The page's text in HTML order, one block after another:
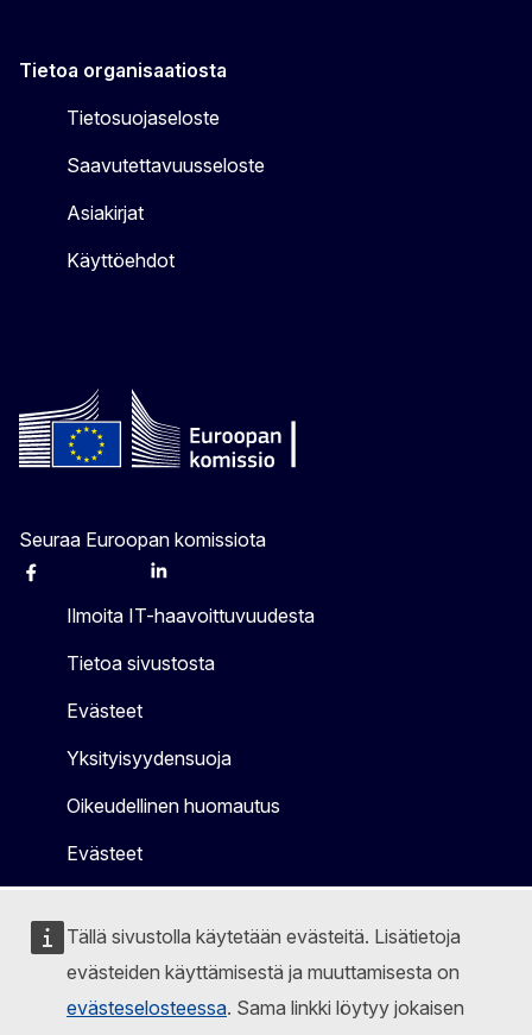
Tällä sivustolla käytetään evästeitä. Lisätietoja
evästeiden käyttämisestä ja muuttamisesta on
evästeselosteessa. Sama linkki löytyy jokaisen
Tietoa organisaatiosta
Tietosuojaseloste
Saavutettavuusseloste
Asiakirjat
Käyttöehdot
Seuraa Euroopan komissiota
Facebook Linkedin
Ilmoita IT-haavoittuvuudesta
Tietoa sivustosta
Evästeet
Yksityisyydensuoja
Oikeudellinen huomautus
Evästeet